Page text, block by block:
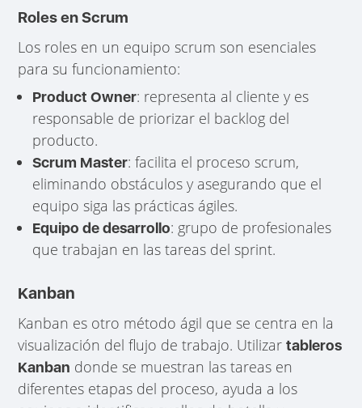
Roles en Scrum
Los roles en un equipo scrum son esenciales
para su funcionamiento:
Product Owner: representa al cliente y es
responsable de priorizar el backlog del
producto.
Scrum Master: facilita el proceso scrum,
eliminando obstáculos y asegurando que el
equipo siga las prácticas ágiles.
Equipo de desarrollo: grupo de profesionales
que trabajan en las tareas del sprint.
Kanban
Kanban es otro método ágil que se centra en la
visualización del flujo de trabajo. Utilizartableros
Kanban donde se muestran las tareas en
diferentes etapas del proceso, ayuda a los